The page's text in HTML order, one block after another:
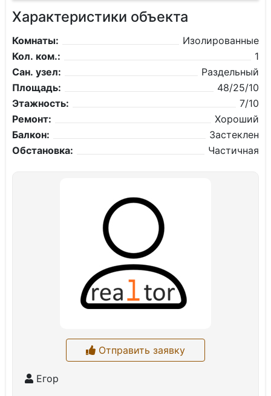
Характеристики объекта
Комнаты:
Изолированные
Кол. ком.:
1
Сан. узел:
Раздельный
Площадь:
48/25/10
Этажность:
7/10
Ремонт:
Хороший
Балкон:
Застеклен
Обстановка:
Частичная
Отправить заявку
Егор